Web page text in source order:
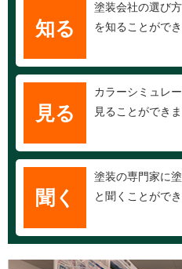
知る
塗装会社の選び
を知ることができ
見る
カラーシミュレ
見ることができま
聞く
塗装の専門家に
と聞くことができ